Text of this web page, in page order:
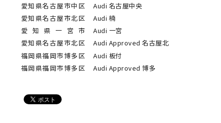
愛知県名古屋市中区
Audi 名古屋中央
愛知県名古屋市北区
Audi 楠
愛知県一宮市
Audi 一宮
愛知県名古屋市北区
Audi Approved 名古屋北
福岡県福岡市博多区
Audi 板付
福岡県福岡市博多区
Audi Approved 博多